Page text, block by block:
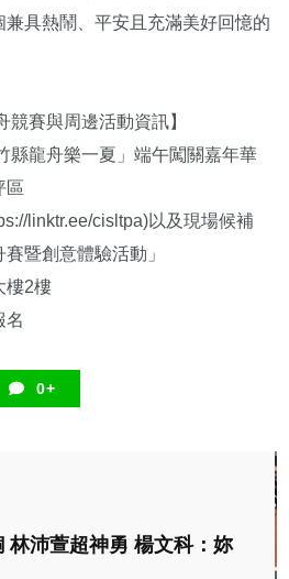
具熱鬧、平安且充滿美好回憶的
競賽與周邊活動資訊】
縣龍舟樂一夏」端午闖關嘉年華
區
linktr.ee/cisltpa)以及現場候補
暨創意體驗活動」
樓2樓
名
0+
林沛萱超神勇 楊文科：妳